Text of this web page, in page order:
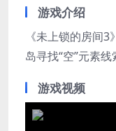
游戏介绍
《未上锁的房间
岛寻找“空”元素
游戏视频